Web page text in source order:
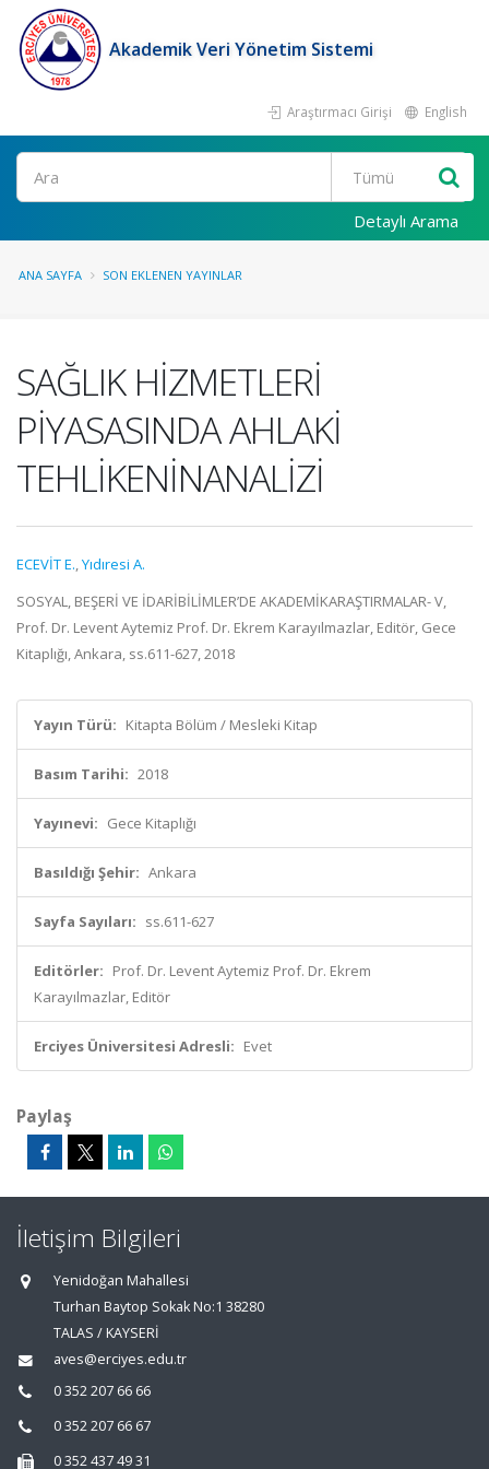
Akademik Veri Yönetim Sistemi
Araştırmacı Girişi English
Ara
Detaylı Arama
ANA SAYFA SON EKLENEN YAYINLAR
SAĞLIK HİZMETLERİ
PİYASASINDA AHLAKİ
TEHLİKENİNANALİZİ
ECEVİT E.,Yıdıresi A.
SOSYAL, BEŞERİ VE İDARİBİLİMLER’DE AKADEMİKARAŞTIRMALAR- V,
Prof. Dr. Levent Aytemiz Prof. Dr. Ekrem Karayılmazlar, Editör, Gece
Kitaplığı, Ankara, ss.611-627, 2018
Yayın Türü: Kitapta Bölüm / Mesleki Kitap
Basım Tarihi: 2018
Yayınevi: Gece Kitaplığı
Basıldığı Şehir: Ankara
Sayfa Sayıları: ss.611-627
Editörler: Prof. Dr. Levent Aytemiz Prof. Dr. Ekrem
Karayılmazlar, Editör
Erciyes Üniversitesi Adresli: Evet
Paylaş
İletişim Bilgileri
Yenidoğan Mahallesi
Turhan Baytop Sokak No:1 38280
TALAS / KAYSERİ
aves@erciyes.edu.tr
0 352 207 66 66
0 352 207 66 67
0 352 437 49 31